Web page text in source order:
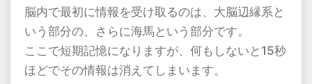
脳内で最初に情報を受け取るのは、大脳辺縁系と
いう部分の、さらに海馬という部分です。
ここで短期記憶になりますが、何もしないと 15秒
ほどでその情報は消えてしまいます。